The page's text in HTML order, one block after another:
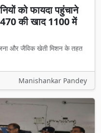
को फायदा पहुंचाने
की खाद 1100 में
और जैविक खेती मिशन के तहत
Manishankar Pandey